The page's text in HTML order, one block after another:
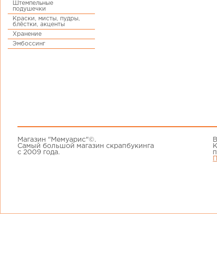
Штемпельные
подушечки
Краски, мисты, пудры,
блёстки, акценты
Хранение
Эмбоссинг
Магазин "Мемуарис"©.
Самый большой магазин скрапбукинга
с 2009 года.